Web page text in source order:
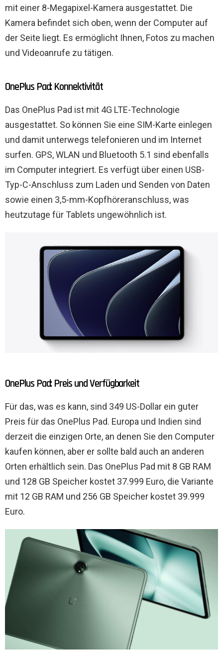
mit einer 8-Megapixel-Kamera ausgestattet. Die
Kamera befindet sich oben, wenn der Computer auf
der Seite liegt. Es ermöglicht Ihnen, Fotos zu machen
und Videoanrufe zu tätigen.
OnePlus Pad: Konnektivität
Das OnePlus Pad ist mit 4G LTE-Technologie
ausgestattet. So können Sie eine SIM-Karte einlegen
und damit unterwegs telefonieren und im Internet
surfen. GPS, WLAN und Bluetooth 5.1 sind ebenfalls
im Computer integriert. Es verfügt über einen USB-
Typ-C-Anschluss zum Laden und Senden von Daten
sowie einen 3,5-mm-Kopfhöreranschluss, was
heutzutage für Tablets ungewöhnlich ist.
OnePlus Pad: Preis und Verfügbarkeit
Für das, was es kann, sind 349 US-Dollar ein guter
Preis für das OnePlus Pad. Europa und Indien sind
derzeit die einzigen Orte, an denen Sie den Computer
kaufen können, aber er sollte bald auch an anderen
Orten erhältlich sein. Das OnePlus Pad mit 8 GB RAM
und 128 GB Speicher kostet 37.999 Euro, die Variante
mit 12 GB RAM und 256 GB Speicher kostet 39.999
Euro.